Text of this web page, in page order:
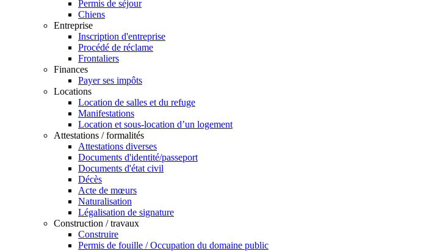
Permis de séjour
Chiens
Entreprise
Inscription d'entreprise
Procédé de réclame
Frontaliers
Finances
Payer ses impôts
Locations
Location de salles et du refuge
Manifestations
Location et sous-location d’un logement
Attestations / formalités
Attestations diverses
Documents d'identité/passeport
Documents d'état civil
Décès
Acte de mœurs
Naturalisation
Légalisation de signature
Construction / travaux
Construire
Permis de fouille / Occupation du domaine public